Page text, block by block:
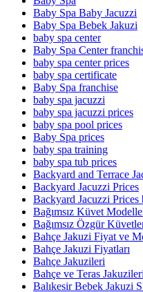
Baby Spa Baby Jacuzzi
Baby Spa Bebek Jakuzi
baby spa center
Baby Spa Center
baby spa center prices
baby spa certificate
Baby Spa franchise
baby spa jacuzzi
baby spa jacuzzi prices
baby spa pool prices
Baby Spa prices
baby spa training
baby spa tub prices
Backyard and Terrace
Backyard Jacuzzi Prices
Backyard Jacuzzi Prices
Bağımsız Küvet
Bağımsız Özgür
Bahçe Jakuzi Fiyat ve
Bahçe Jakuzi Fiyatları
Bahçe Jakuzileri
Bahçe ve Teras
Balıkesir Bebek Jakuzi